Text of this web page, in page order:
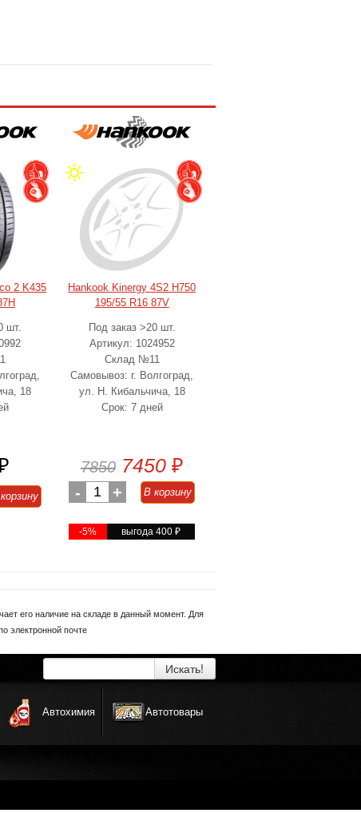
2 K435
шт.
18
Hankook Kinergy 4S2 H750
195/55 R16 87V
Под заказ >20 шт.
Артикул: 1024952
Склад №11
Самовывоз: г. Волгоград,
ул. Н. Кибальчича, 18
Срок: 7 дней
7850 7450 ₽
- 1 + В корзину
-5% выгода 400₽
его наличие на складе в данный момент. Для
электронной почте
Искать!
Автохимия Автотовары